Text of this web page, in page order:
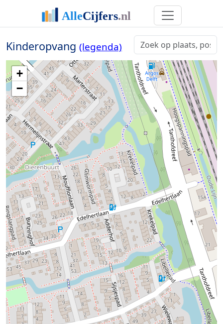
Kinderopvang (legenda)
+
−